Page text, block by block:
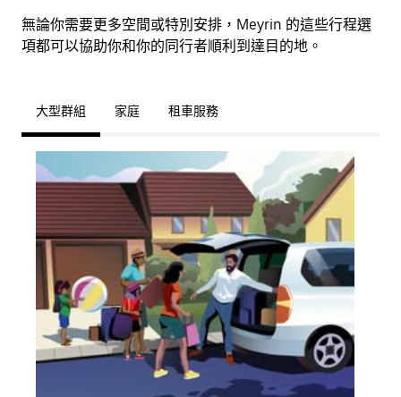
無論你需要更多空間或特別安排，Meyrin 的這些行程選
項都可以協助你和你的同行者順利到達目的地。
大型群組 家庭 租車服務